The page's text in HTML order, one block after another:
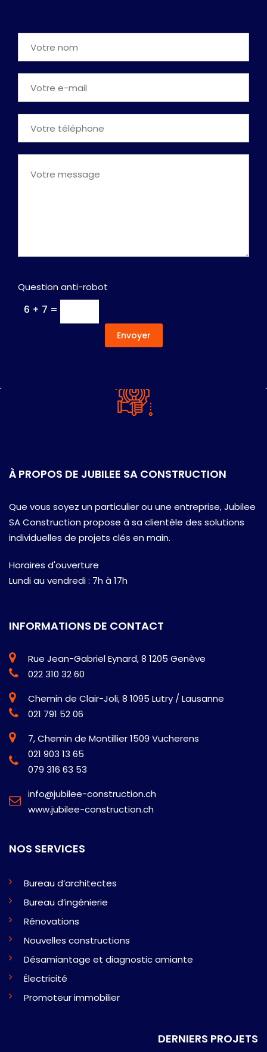
Question anti-robot
6 + 7 =
Envoyer
À PROPOS DE JUBILEE SA CONSTRUCTION
Que vous soyez un particulier ou une entreprise, Jubilee
SA Construction propose à sa clientèle des solutions
individuelles de projets clés en main.
Horaires d'ouverture
Lundi au vendredi : 7h à 17h
INFORMATIONS DE CONTACT
Rue Jean-Gabriel Eynard, 8 1205 Genève
022 310 32 60
Chemin de Clair-Joli, 8 1095 Lutry / Lausanne
021 791 52 06
7, Chemin de Montillier 1509 Vucherens
021 903 13 65
079 316 63 53
info@jubilee-construction.ch
www.jubilee-construction.ch
NOS SERVICES
Bureau d’architectes
Bureau d’ingénierie
Rénovations
Nouvelles constructions
Désamiantage et diagnostic amiante
Électricité
Promoteur immobilier
DERNIERS PROJETS